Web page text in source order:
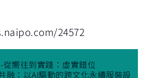
24572
嚮往到實踐：虛實錯位
融：以AI驅動的跨文化永續服裝設